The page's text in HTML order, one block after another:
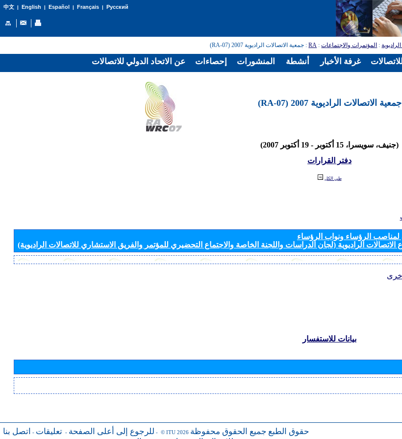
中文| English | Español | Français| Русский
: المؤتمرات والاجتماعات:
RA: جمعية الاتصالات الراديوية 2007 (RA-07)
جمعية الاتصالات الراديوية 2007 (RA-07)
(جنيف، سويسرا، 15 أكتوبر - 19 أكتوبر 2007)
دفتر القرارات
طي الكل
الرؤساء ونواب الرؤساء
الاتصالات الراديوية (لجان الدراسات واللجنة الخاصة والاجتماع التحضيري للمؤتمر والفريق الاستشاري للاتصالات الراديوية)
بيانات للاستفسار
للرجوع إلى أعلى الصفحة - تعليقات - اتصل بنا - © ITU 2026 حقوق الطبع جميع الحقوق محفوظة
عن الاتحاد الدولي للاتصالات إحصاءات المنشورات أنشطة غرفة الأخبار